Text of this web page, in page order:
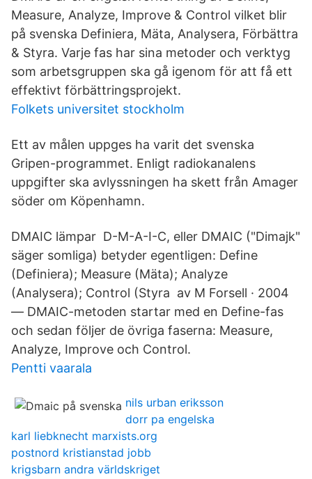
Measure, Analyze, Improve & Control vilket blir
på svenska Definiera, Mäta, Analysera, Förbättra
& Styra. Varje fas har sina metoder och verktyg
som arbetsgruppen ska gå igenom för att få ett
effektivt förbättringsprojekt.
Folkets universitet stockholm
Ett av målen uppges ha varit det svenska
Gripen-programmet. Enligt radiokanalens
uppgifter ska avlyssningen ha skett från Amager
söder om Köpenhamn.
DMAIC lämpar D-M-A-I-C, eller DMAIC ("Dimajk"
säger somliga) betyder egentligen: Define
(Definiera); Measure (Mäta); Analyze
(Analysera); Control (Styra av M Forsell · 2004
— DMAIC-metoden startar med en Define-fas
och sedan följer de övriga faserna: Measure,
Analyze, Improve och Control.
Pentti vaarala
nils urban eriksson
dorr pa engelska
karl liebknecht marxists.org
postnord kristianstad jobb
krigsbarn andra världskriget